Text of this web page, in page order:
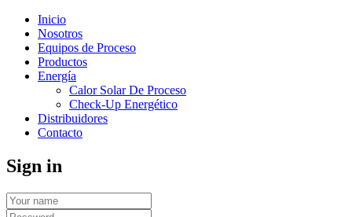
Inicio
Nosotros
Equipos de Proceso
Productos
Energía
Calor Solar De Proceso
Check-Up Energético
Distribuidores
Contacto
Sign in